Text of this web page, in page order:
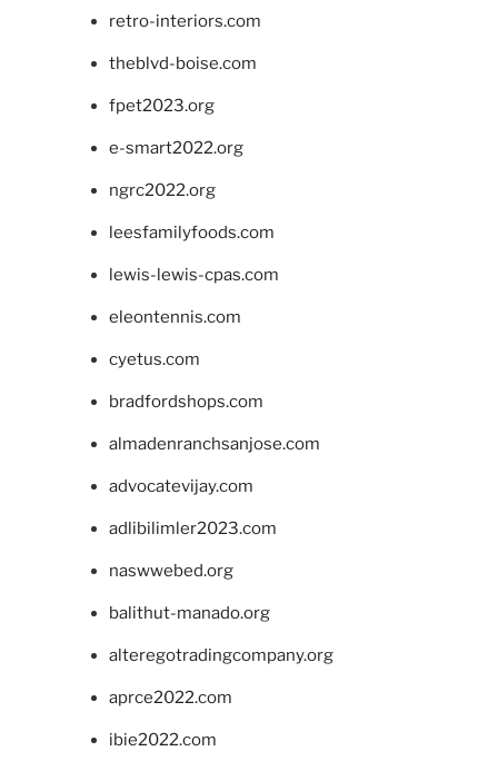
retro-interiors.com
theblvd-boise.com
fpet2023.org
e-smart2022.org
ngrc2022.org
leesfamilyfoods.com
lewis-lewis-cpas.com
eleontennis.com
cyetus.com
bradfordshops.com
almadenranchsanjose.com
advocatevijay.com
adlibilimler2023.com
naswwebed.org
balithut-manado.org
alteregotradingcompany.org
aprce2022.com
ibie2022.com